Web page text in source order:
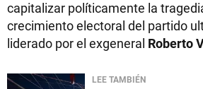
capitalizar políticamente la
crecimiento electoral del partido
liderado por el exgeneral Roberto
LEE TAMBIÉN